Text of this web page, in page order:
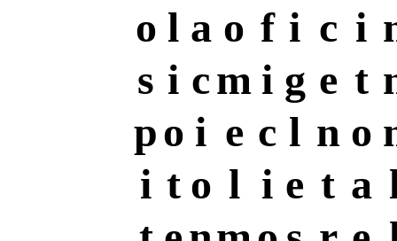
o l a o f i c i
s i cm i g e t
po i e c l n o
i t o l i e t a